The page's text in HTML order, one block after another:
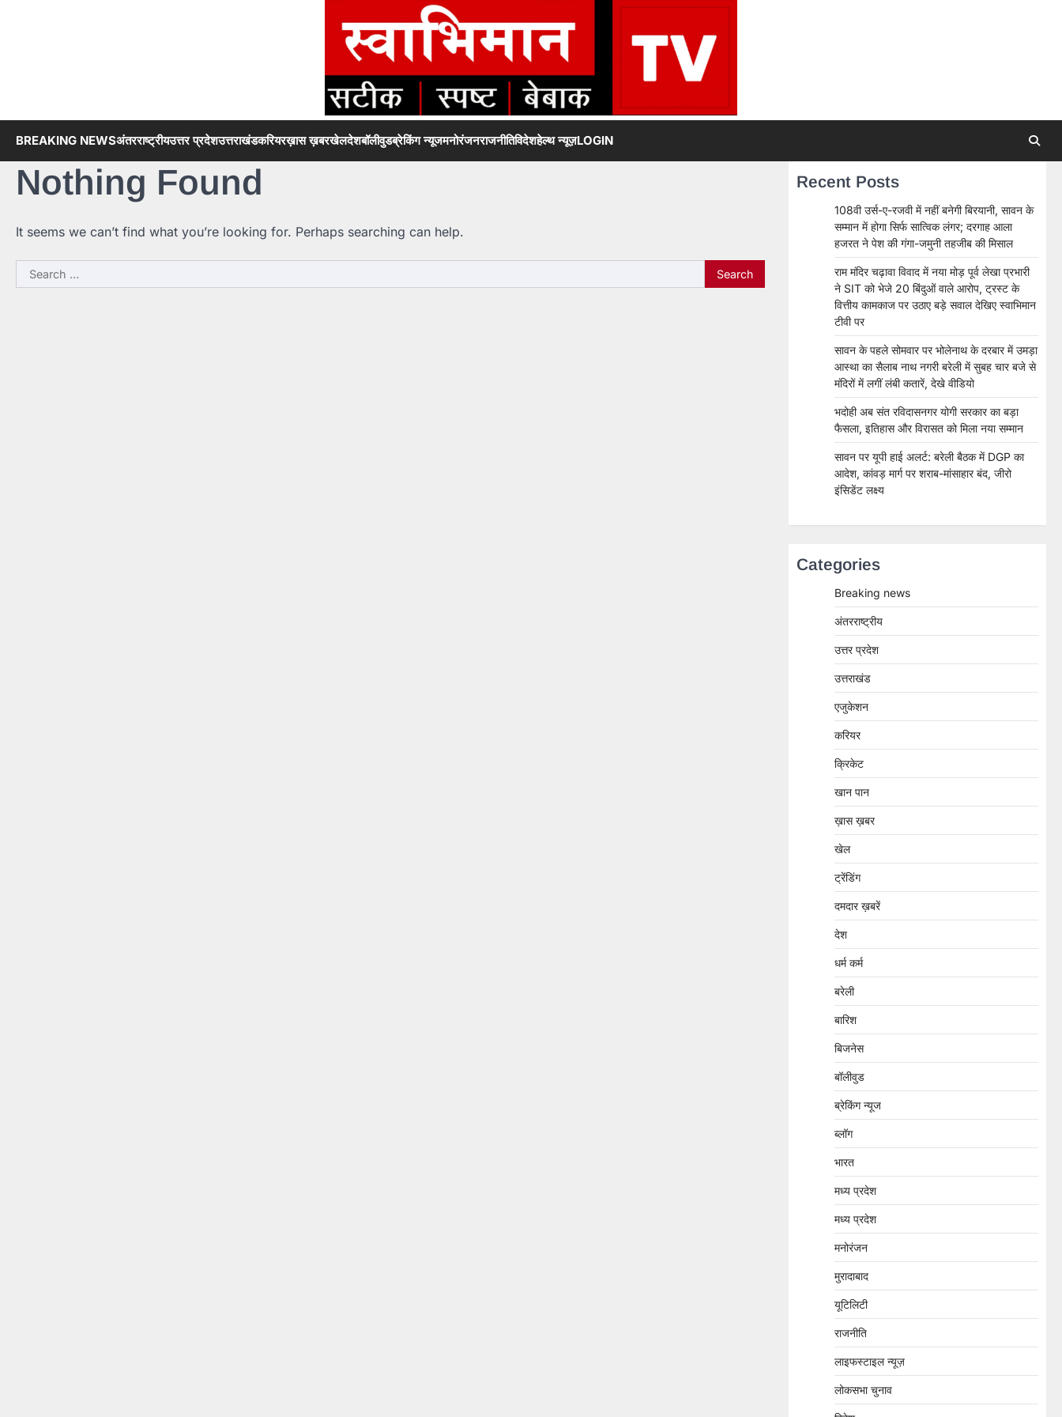
BREAKING NEWSअंतरराष्ट्रीयउत्तर प्रदेशउत्तराखंडकरियरख़ास ख़बरखेलदेशबॉलीवुडब्रेकिंग न्यूजमनोरंजनराजनीतिविदेशहेल्थ न्यूज़LOGIN
Nothing Found
It seems we can’t find what you’re looking for. Perhaps searching can help.
Search
for:
Recent Posts
108वी उर्स-ए-रजवी में नहीं बनेगी बिरयानी, सावन के
सम्मान में होगा सिर्फ सात्विक लंगर; दरगाह आला
हजरत ने पेश की गंगा-जमुनी तहजीब की मिसाल
राम मंदिर चढ़ावा विवाद में नया मोड़ पूर्व लेखा प्रभारी
ने SIT को भेजे 20 बिंदुओं वाले आरोप, ट्रस्ट के
वित्तीय कामकाज पर उठाए बड़े सवाल देखिए स्वाभिमान
टीवी पर
सावन के पहले सोमवार पर भोलेनाथ के दरबार में उमड़ा
आस्था का सैलाब नाथ नगरी बरेली में सुबह चार बजे से
मंदिरों में लगीं लंबी कतारें, देखे वीडियो
भदोही अब संत रविदासनगर योगी सरकार का बड़ा
फैसला, इतिहास और विरासत को मिला नया सम्मान
सावन पर यूपी हाई अलर्ट: बरेली बैठक में DGP का
आदेश, कांवड़ मार्ग पर शराब-मांसाहार बंद, जीरो
इंसिडेंट लक्ष्य
Categories
Breaking news
अंतरराष्ट्रीय
उत्तर प्रदेश
उत्तराखंड
एजुकेशन
करियर
क्रिकेट
खान पान
ख़ास ख़बर
खेल
ट्रेंडिंग
दमदार ख़बरें
देश
धर्म कर्म
बरेली
बारिश
बिजनेस
बॉलीवुड
ब्रेकिंग न्यूज
ब्लॉग
भारत
मध्य प्रदेश
मध्य प्रदेश
मनोरंजन
मुरादाबाद
यूटिलिटी
राजनीति
लाइफस्टाइल न्यूज़
लोकसभा चुनाव